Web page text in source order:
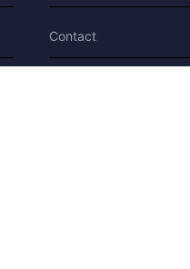
Contact